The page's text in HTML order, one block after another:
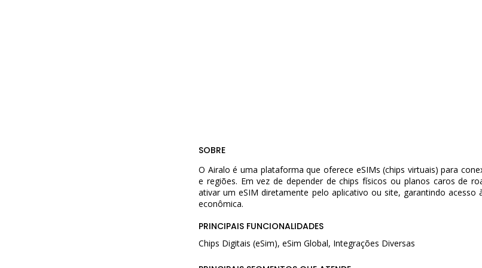
SOBRE
O Airalo é uma plataforma que oferece eSIMs (chips virtuais) para
e regiões. Em vez de depender de chips físicos ou planos caros de
ativar um eSIM diretamente pelo aplicativo ou site, garantindo
econômica.
PRINCIPAIS FUNCIONALIDADES
Chips Digitais (eSim), eSim Global, Integrações Diversas